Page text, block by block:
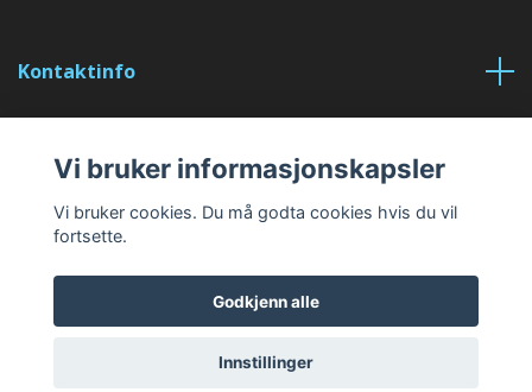
Kontaktinfo
Les mer
© 2026 Collect Moments
Vi bruker informasjonskapsler
Vi bruker cookies. Du må godta cookies hvis du vil
fortsette.
Godkjenn alle
Innstillinger